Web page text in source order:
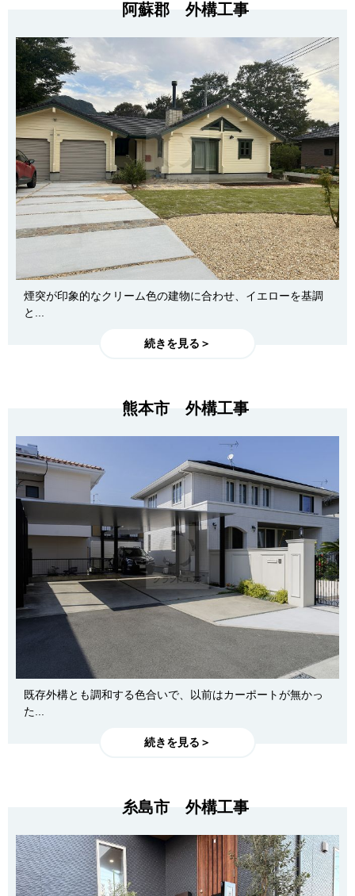
阿蘇郡 外構工事
煙突が印象的なクリーム色の建物に合わせ、イエローを基調
と...
続きを見る＞
熊本市 外構工事
既存外構とも調和する色合いで、以前はカーポートが無かっ
た...
続きを見る＞
糸島市 外構工事